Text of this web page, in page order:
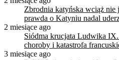
Zbrodnia katyńska wciąż nie
prawda o Katyniu nadal
2 miesiące ago
Siódma krucjata Ludwika IX.
choroby i katastrofa
3 miesiące ago